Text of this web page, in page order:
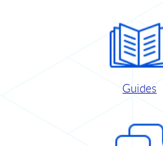
Guides